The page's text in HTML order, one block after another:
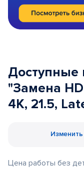
Доступные
"Замена
4K, 21.5,
Цена работы без